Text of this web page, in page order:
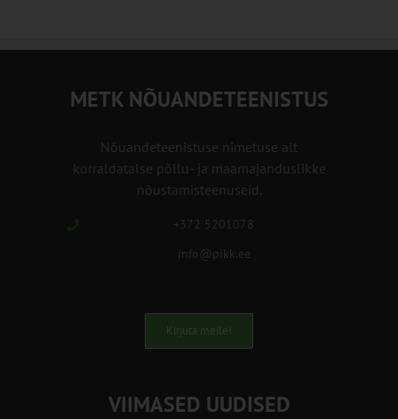
METK NÕUANDETEENISTUS
Nõuandeteenistuse nimetuse alt
korraldatalse põllu- ja maamajanduslikke
nõustamisteenuseid.
+372 5201078
info@pikk.ee
Kirjuta meile!
VIIMASED UUDISED